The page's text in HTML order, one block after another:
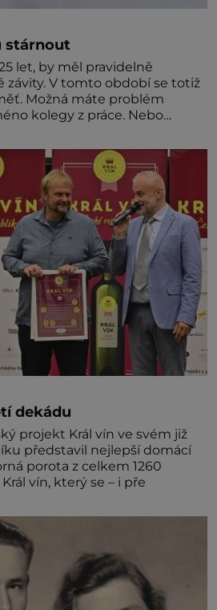
stárnout
let, by měl pravidelně
závity. V tomto období se totiž
Možná máte problém
kolegy z práce. Nebo
opravdu tak, s věkem jako
stávkovat. Cvičte
dekádu
projekt Král vín ve svém již
představil nejlepší domácí
porota z celkem 1260
vzorků od 157 vinařů. Král vín, který se – i pře